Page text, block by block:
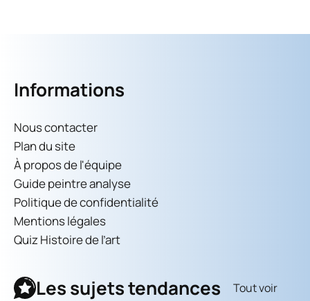
Informations
Nous contacter
Plan du site
À propos de l'équipe
Guide peintre analyse
Politique de confidentialité
Mentions légales
Quiz Histoire de l’art
Les sujets tendances Tout voir